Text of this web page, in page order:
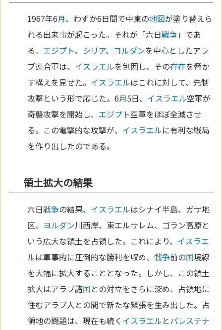
1967年6月、わずか6日間で中東の地図が塗り替えら
れる出来事が起こった。それが「六日戦争」であ
る。 エジプト、 シリア、 ヨルダンを中心としたアラ
ブ連合軍は、 イスラエルを包囲し、その存在を脅か
す構えを見せた。 イスラエルはこれに対して、先制
攻撃という形で応じた。6月5日、 イスラエル空軍が
奇襲攻撃を開始し、 エジプト空軍をほぼ全滅させ
る。この電撃的な攻撃が、 イスラエルに有利な戦局
を作り出したのである。
領土拡大の結果
六日戦争の結果、 イスラエルはシナイ半島、ガザ地
区、 ヨルダン川西岸、東エルサレム、ゴラン高原と
いう広大な領土を占領した。これにより、 イスラエ
ルは軍事的に圧倒的な勝利を収め、戦争前の国境線
を大幅に拡大することとなった。しかし、この領土
拡大はアラブ諸国との対立をさらに深め、占領地に
住むアラブ人との間で新たな緊張を生み出した。占
領地の問題は、現在も続く イスラエルとパレスチナ